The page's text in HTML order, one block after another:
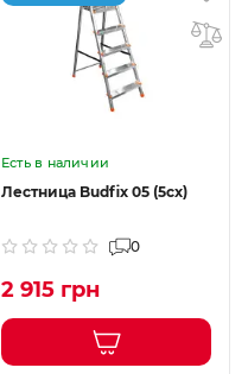
Есть в наличии
Лестница Budfix 05 (5cx)
0
2 915 грн